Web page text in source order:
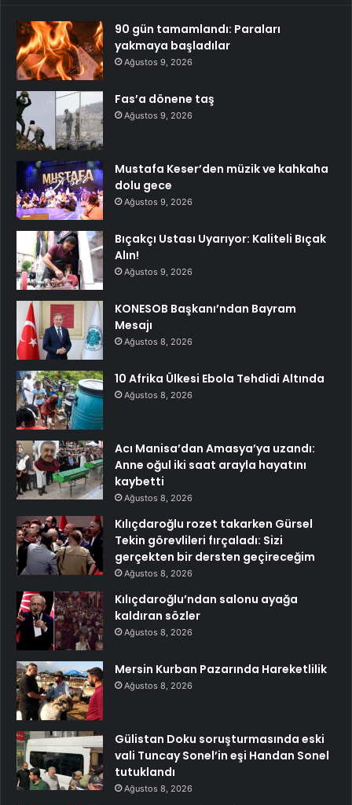
90 gün tamamlandı: Paraları
yakmaya başladılar
Ağustos 9, 2026
Fas’a dönene taş
Ağustos 9, 2026
Mustafa Keser’den müzik ve kahkaha
dolu gece
Ağustos 9, 2026
Bıçakçı Ustası Uyarıyor: Kaliteli Bıçak
Alın!
Ağustos 9, 2026
KONESOB Başkanı’ndan Bayram
Mesajı
Ağustos 8, 2026
10 Afrika Ülkesi Ebola Tehdidi Altında
Ağustos 8, 2026
Acı Manisa’dan Amasya’ya uzandı:
Anne oğul iki saat arayla hayatını
kaybetti
Ağustos 8, 2026
Kılıçdaroğlu rozet takarken Gürsel
Tekin görevlileri fırçaladı: Sizi
gerçekten bir dersten geçireceğim
Ağustos 8, 2026
Kılıçdaroğlu’ndan salonu ayağa
kaldıran sözler
Ağustos 8, 2026
Mersin Kurban Pazarında Hareketlilik
Ağustos 8, 2026
Gülistan Doku soruşturmasında eski
vali Tuncay Sonel’in eşi Handan Sonel
tutuklandı
Ağustos 8, 2026